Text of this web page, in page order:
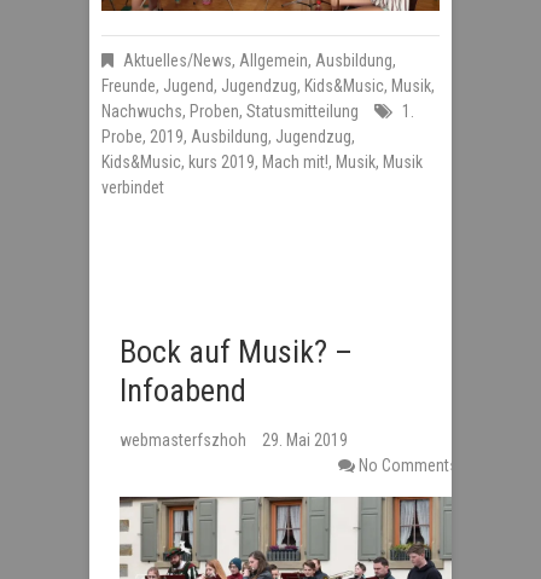
Aktuelles/News, Allgemein, Ausbildung,
Freunde, Jugend, Jugendzug, Kids&Music, Musik,
Nachwuchs, Proben, Statusmitteilung
1.
Probe, 2019, Ausbildung, Jugendzug,
Kids&Music, kurs 2019, Mach mit!, Musik, Musik
verbindet
Bock auf Musik? –
Infoabend
webmasterfszhoh
29. Mai 2019
No Comments